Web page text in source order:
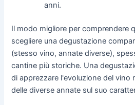
anni.
Il modo migliore per comprendere
scegliere una degustazione
(stesso vino, annate diverse),
cantine più storiche. Una
di apprezzare l'evoluzione del vino
delle diverse annate sul suo